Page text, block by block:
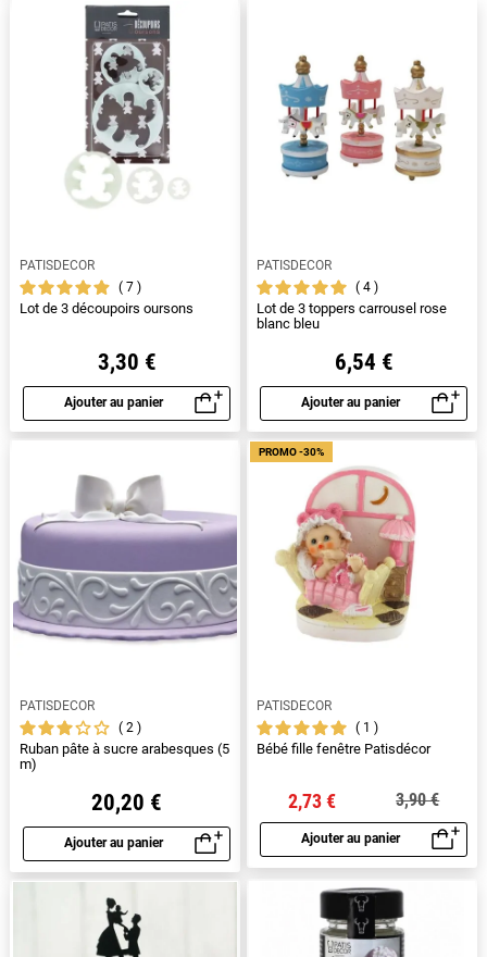
PATISDECOR
7
Lot de 3 découpoirs oursons
3,30 €
Ajouter au panier
Aperçu rapide
PATISDECOR
4
Lot de 3 toppers carrousel rose
blanc bleu
6,54 €
Ajouter au panier
Aperçu rapide
PATISDECOR
2
Ruban pâte à sucre arabesques (5
m)
20,20 €
Ajouter au panier
Aperçu rapide
PATISDECOR
1
Bébé fille fenêtre Patisdécor
2,73 € 3,90 €
Ajouter au panier
Aperçu rapide
PROMO -30%